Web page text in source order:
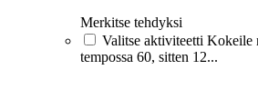
Merkitse tehdyksi
Valitse aktiviteetti Kokeile
tempossa 60, sitten 12...